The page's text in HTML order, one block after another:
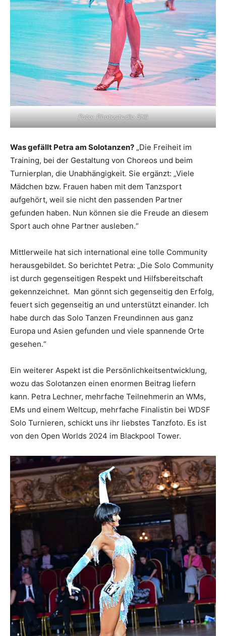
Foto: Photostudio Still
Was gefällt Petra am Solotanzen? „Die Freiheit im
Training, bei der Gestaltung von Choreos und beim
Turnierplan, die Unabhängigkeit. Sie ergänzt: „Viele
Mädchen bzw. Frauen haben mit dem Tanzsport
aufgehört, weil sie nicht den passenden Partner
gefunden haben. Nun können sie die Freude an diesem
Sport auch ohne Partner ausleben.“
Mittlerweile hat sich international eine tolle Community
herausgebildet. So berichtet Petra: „Die Solo Community
ist durch gegenseitigen Respekt und Hilfsbereitschaft
gekennzeichnet. Man gönnt sich gegenseitig den Erfolg,
feuert sich gegenseitig an und unterstützt einander. Ich
habe durch das Solo Tanzen Freundinnen aus ganz
Europa und Asien gefunden und viele spannende Orte
gesehen.“
Ein weiterer Aspekt ist die Persönlichkeitsentwicklung,
wozu das Solotanzen einen enormen Beitrag liefern
kann. Petra Lechner, mehrfache Teilnehmerin an WMs,
EMs und einem Weltcup, mehrfache Finalistin bei WDSF
Solo Turnieren, schickt uns ihr liebstes Tanzfoto. Es ist
von den Open Worlds 2024 im Blackpool Tower.